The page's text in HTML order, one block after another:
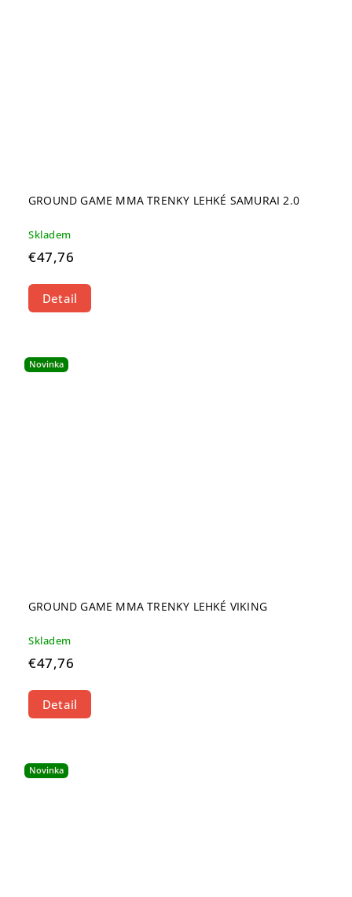
GROUND GAME MMA TRENKY LEHKÉ SAMURAI 2.0
Skladem
€47,76
Detail
Novinka
GROUND GAME MMA TRENKY LEHKÉ VIKING
Skladem
€47,76
Detail
Novinka